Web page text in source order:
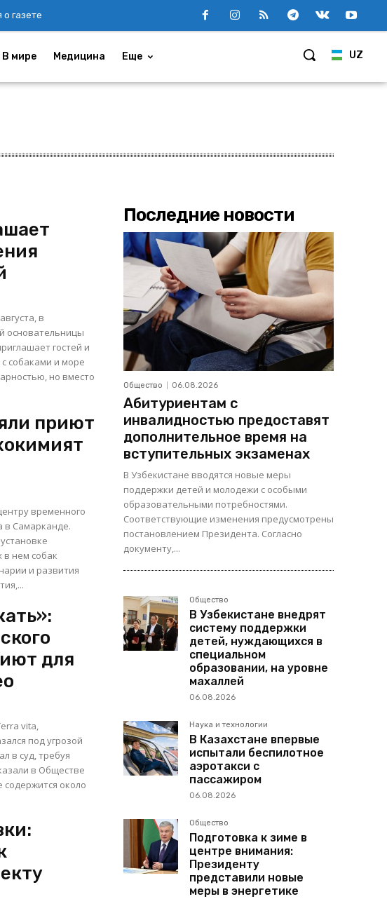
газете
UZ
В мире Медицина Еще
в
основательницы
собаками и море
но вместо
приют
временного
в Самарканде.
и развития
для
vita,
под угрозой
в суд, требуя
около
Последние новости
Общество 06.08.2026
Абитуриентам с
инвалидностью предоставят
дополнительное время на
вступительных экзаменах
В Узбекистане вводятся новые меры
поддержки детей и молодежи с особыми
образовательными потребностями.
Соответствующие изменения предусмотрены
постановлением Президента. Согласно
документу,...
Общество
В Узбекистане внедрят
систему поддержки
детей, нуждающихся в
специальном
образовании, на уровне
махаллей
06.08.2026
Наука и технологии
В Казахстане впервые
испытали беспилотное
аэротакси с
пассажиром
06.08.2026
Общество
Подготовка к зиме в
центре внимания:
Президенту
представили новые
меры в энергетике